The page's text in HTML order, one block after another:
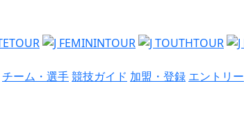
チーム・選手競技ガイド 加盟・登録 エントリー